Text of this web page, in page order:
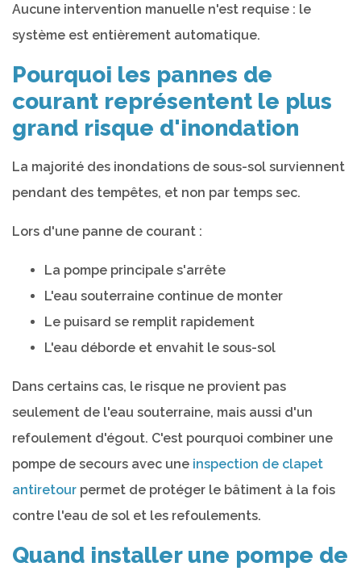
Aucune intervention manuelle n'est requise : le
système est entièrement automatique.
Pourquoi les pannes de
courant représentent le plus
grand risque d'inondation
La majorité des inondations de sous-sol surviennent
pendant des tempêtes, et non par temps sec.
Lors d'une panne de courant :
La pompe principale s'arrête
L'eau souterraine continue de monter
Le puisard se remplit rapidement
L'eau déborde et envahit le sous-sol
Dans certains cas, le risque ne provient pas
seulement de l'eau souterraine, mais aussi d'un
refoulement d'égout. C'est pourquoi combiner une
pompe de secours avec une inspection de clapet
antiretour permet de protéger le bâtiment à la fois
contre l'eau de sol et les refoulements.
Quand installer une pompe de